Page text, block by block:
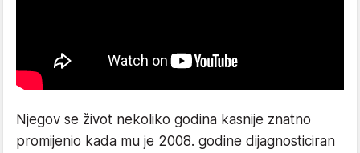
Njegov se život nekoliko godina kasnije znatno
promijenio kada mu je 2008. godine dijagnosticiran